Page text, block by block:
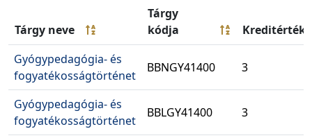
Tárgy neve
Tárgy
kódja
Kreditérték
Gyógypedagógia- és
fogyatékosságtörténet
BBNGY41400 3
Gyógypedagógia- és
fogyatékosságtörténet
BBLGY41400 3